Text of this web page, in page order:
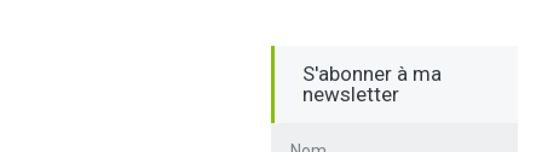
S'abonner à ma
newsletter